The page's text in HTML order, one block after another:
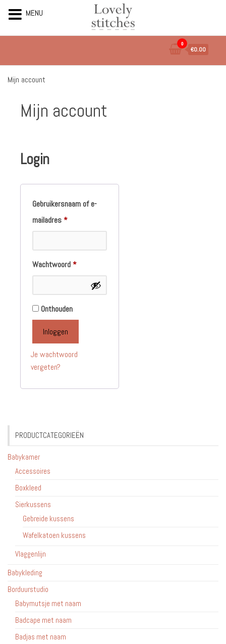
de
inhoud
0
€0.00
Mijn account
Mijn account
Login
Gebruikersnaam of e-
mailadres*Vereist
Wachtwoord*Vereist
Onthouden
Inloggen
Je wachtwoord
vergeten?
PRODUCTCATEGORIEËN
Babykamer
Accessoires
Boxkleed
Sierkussens
Gebreide kussens
Wafelkatoen kussens
Vlaggenlijn
Babykleding
Borduurstudio
Babymutsje met naam
Badcape met naam
Badjas met naam
MENU